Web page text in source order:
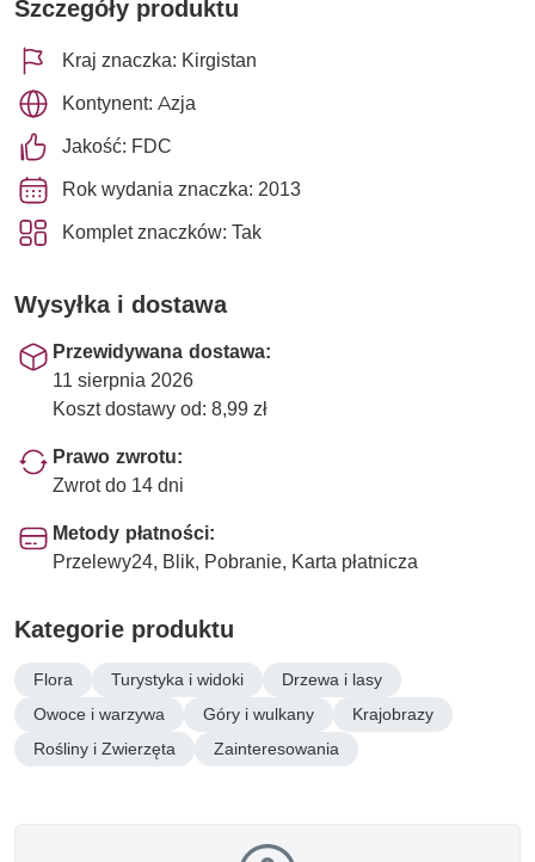
Szczegóły produktu
Kraj znaczka: Kirgistan
Kontynent: Azja
Jakość: FDC
Rok wydania znaczka: 2013
Komplet znaczków: Tak
Wysyłka i dostawa
Przewidywana dostawa:
11 sierpnia 2026
Koszt dostawy od: 8,99 zł
Prawo zwrotu:
Zwrot do 14 dni
Metody płatności:
Przelewy24, Blik, Pobranie, Karta płatnicza
Kategorie produktu
Flora Turystyka i widoki
Drzewa i lasy
Owoce i warzywa
Góry i wulkany
Krajobrazy
Rośliny i Zwierzęta
Zainteresowania